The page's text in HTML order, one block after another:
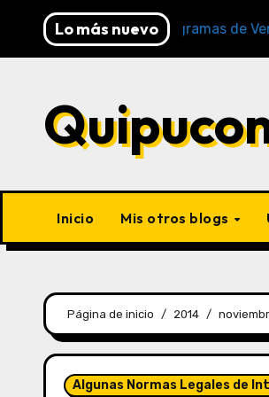
Lo más nuevo
Cronogramas de
Inicio Mis otros blogs
Página de inicio 2014
Algunas Normas Legales de